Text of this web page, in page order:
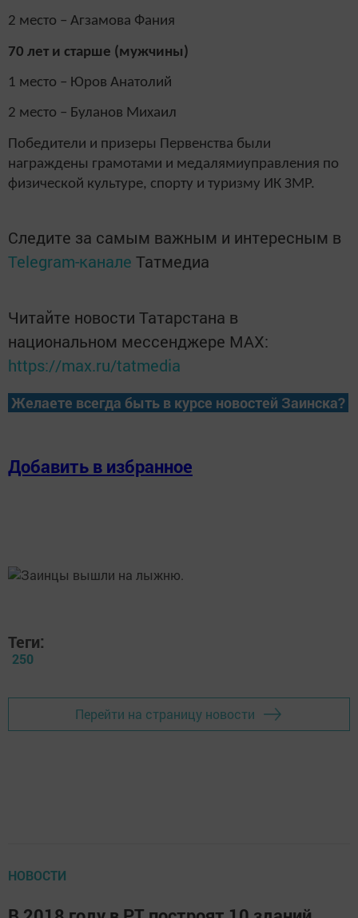
2 место – Агзамова Фания
70 лет и старше (мужчины)
1 место – Юров Анатолий
2 место – Буланов Михаил
Победители и призеры Первенства были
награждены грамотами и медалямиуправления по
физической культуре, спорту и туризму ИК ЗМР.
Следите за самым важным и интересным в
Telegram-канале Татмедиа
Читайте новости Татарстана в
национальном мессенджере MАХ:
https://max.ru/tatmedia
Желаете всегда быть в курсе новостей Заинска?
Добавить в избранное
Теги:
250
Перейти на страницу новости
НОВОСТИ